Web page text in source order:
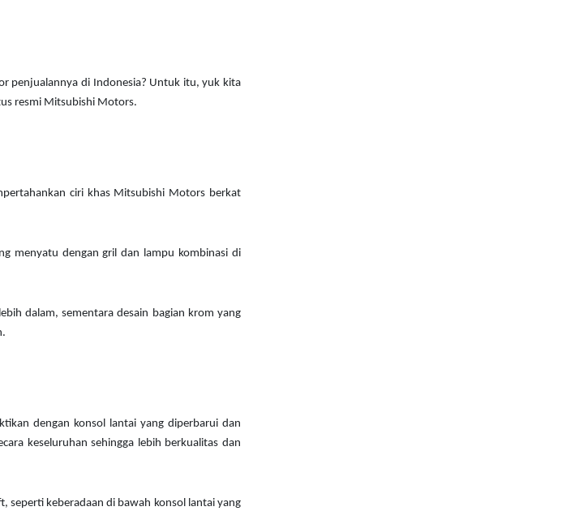
penjualannya di Indonesia? Untuk itu, yuk kita
resmi Mitsubishi Motors.
ciri khas Mitsubishi Motors berkat
menyatu dengan gril dan lampu kombinasi di
dalam, sementara desain bagian krom yang
dengan konsol lantai yang diperbarui dan
keseluruhan sehingga lebih berkualitas dan
seperti keberadaan di bawah konsol lantai yang